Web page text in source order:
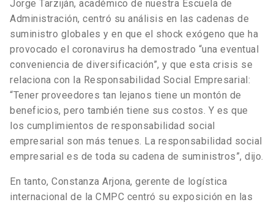
Jorge Tarziján, académico de nuestra Escuela de
Administración, centró su análisis en las cadenas de
suministro globales y en que el shock exógeno que ha
provocado el coronavirus ha demostrado “una eventual
conveniencia de diversificación”, y que esta crisis se
relaciona con la Responsabilidad Social Empresarial:
“Tener proveedores tan lejanos tiene un montón de
beneficios, pero también tiene sus costos. Y es que
los cumplimientos de responsabilidad social
empresarial son más tenues. La responsabilidad social
empresarial es de toda su cadena de suministros”, dijo.
En tanto, Constanza Arjona, gerente de logística
internacional de la CMPC centró su exposición en las